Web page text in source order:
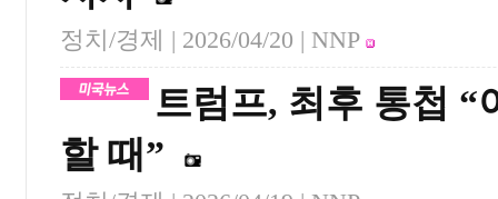
정치/경제 | 2026/04/20 | NNP
트럼프, 최후 통첩 “
할 때”